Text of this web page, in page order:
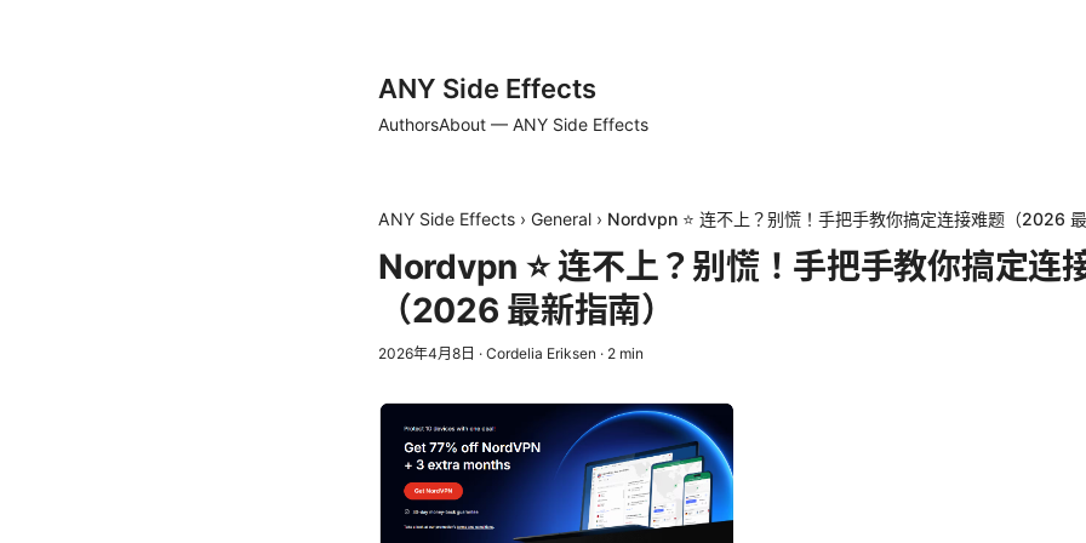
ANY Side Effects
AuthorsAbout — ANY Side Effects
ANY Side Effects › General › Nordvpn ⭐ 连不上？别慌！手把手教你搞定连接难题（2026 最
Nordvpn ⭐ 连不上？别慌！手把手教你搞定连
（2026 最新指南）
2026年4月8日 · Cordelia Eriksen · 2 min